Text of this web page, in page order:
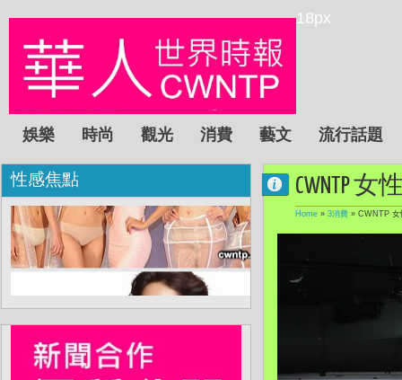
18px
娛樂 時尚 觀光 消費 藝文 流行話題
CWNTP
Home » 3消費 » CWNTP 女
性感焦點